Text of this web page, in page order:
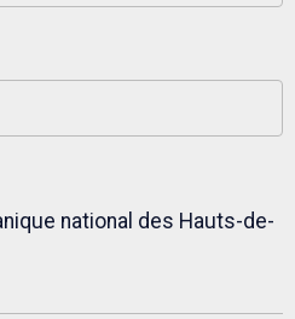
national des Hauts-de-